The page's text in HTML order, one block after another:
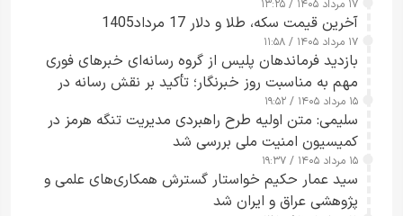
۱۷ مرداد ۱۴۰۵ / ۱۳:۲۵
آخرین قیمت سکه، طلا و دلار 17 مرداد1405
۱۷ مرداد ۱۴۰۵ / ۱۱:۵۸
بازدید فرماندهان پلیس از گروه رسانه‌ای خبرهای فوری
مهم به مناسبت روز خبرنگار؛ تأکید بر نقش رسانه در
تقویت امنیت و اعتماد عمومی
۱۵ مرداد ۱۴۰۵ / ۱۹:۵۲
سلیمی: متن اولیه طرح راهبردی مدیریت تنگه هرمز در
کمیسیون امنیت ملی بررسی شد
۱۵ مرداد ۱۴۰۵ / ۱۹:۳۷
سید عمار حکیم خواستار گسترش همکاری‌های علمی و
پژوهشی عراق و ایران شد